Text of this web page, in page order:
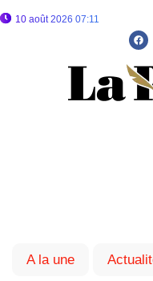
10 août 2026 07:11
A la une